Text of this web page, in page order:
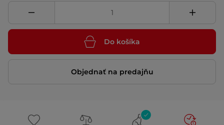
Do košíka
Objednať na predajňu